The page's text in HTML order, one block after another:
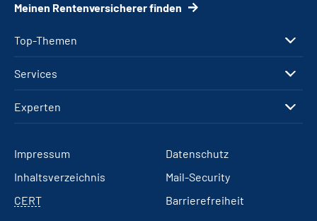
Top-Themen
Services
Experten
Meinen Rentenversicherer finden
Impressum
Datenschutz
Inhaltsverzeichnis
Mail-Security
CERT
Barrierefreiheit